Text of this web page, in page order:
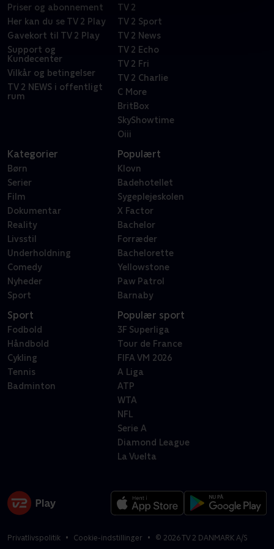
Priser og abonnement
Her kan du se TV 2 Play
Gavekort til TV 2 Play
Support og
Kundecenter
Vilkår og betingelser
TV 2 NEWS i offentligt
rum
TV 2
TV 2 Sport
TV 2 News
TV 2 Echo
TV 2 Fri
TV 2 Charlie
C More
BritBox
SkyShowtime
Oiii
Kategorier
Børn
Serier
Film
Dokumentar
Reality
Livsstil
Underholdning
Comedy
Nyheder
Sport
Populært
Klovn
Badehotellet
Sygeplejeskolen
X Factor
Bachelor
Forræder
Bachelorette
Yellowstone
Paw Patrol
Barnaby
Sport
Fodbold
Håndbold
Cykling
Tennis
Badminton
Populær sport
3F Superliga
Tour de France
FIFA VM 2026
A Liga
ATP
WTA
NFL
Serie A
Diamond League
La Vuelta
Privatlivspolitik Cookie-indstillinger © 2026TV 2 DANMARK A/S